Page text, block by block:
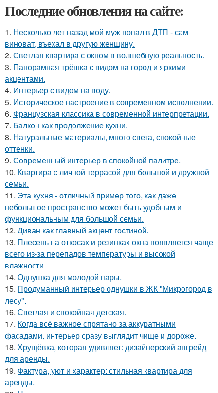
Последние обновления на сайте:
1. Несколько лет назад мой муж попал в ДТП - сам
виноват, въехал в другую женщину.
2. Светлая квартира с окном в волшебную реальность.
3. Панорамная трёшка с видом на город и яркими
акцентами.
4. Интерьер с видом на воду.
5. Историческое настроение в современном исполнении.
6. Французская классика в современной интерпретации.
7. Балкон как продолжение кухни.
8. Натуральные материалы, много света, спокойные
оттенки.
9. Современный интерьер в спокойной палитре.
10. Квартира с личной террасой для большой и дружной
семьи.
11. Эта кухня - отличный пример того, как даже
небольшое пространство может быть удобным и
функциональным для большой семьи.
12. Диван как главный акцент гостиной.
13. Плесень на откосах и резинках окна появляется чаще
всего из-за перепадов температуры и высокой
влажности.
14. Однушка для молодой пары.
15. Продуманный интерьер однушки в ЖК "Микрогород в
лесу".
16. Светлая и спокойная детская.
17. Когда всё важное спрятано за аккуратными
фасадами, интерьер сразу выглядит чище и дороже.
18. Хрущёвка, которая удивляет: дизайнерский апгрейд
для аренды.
19. Фактура, уют и характер: стильная квартира для
аренды.